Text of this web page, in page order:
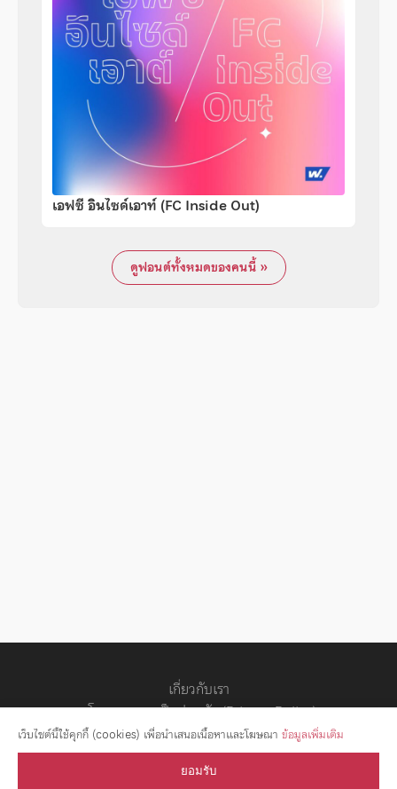
เอฟซี อินไซด์เอาท์ (FC Inside Out)
ดูฟอนต์ทั้งหมดของคนนี้ »
เกี่ยวกับเรา
นโยบายความเป็นส่วนตัว (Privacy Policy)
สัญญาอนุญาต
เว็บไซต์นี้ใช้คุกกี้ (cookies) เพื่อนำเสนอเนื้อหาและโฆษณา ข้อมูลเพิ่มเติม
ยอมรับ